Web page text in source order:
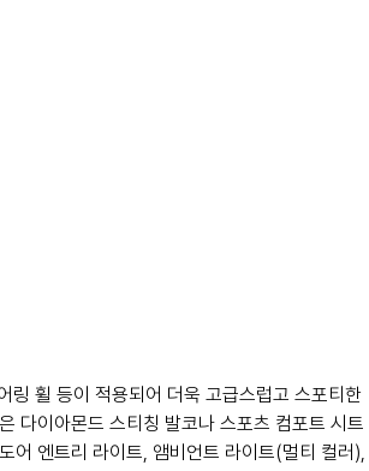
휠 등이 적용되어 더욱 고급스럽고 스포티한
다이아몬드 스티칭 발코나 스포츠 컴포트 시트
어 엔트리 라이트, 앰비언트 라이트(멀티 컬러),